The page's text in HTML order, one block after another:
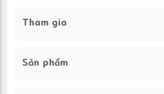
Tham gia
Sản phẩm